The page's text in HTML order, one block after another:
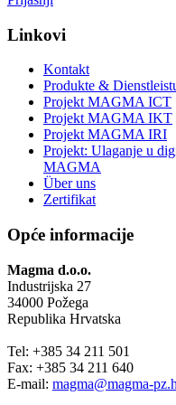
Linkovi
Kontakt
Produkte &
Projekt MAGMA ICT
Projekt MAGMA IKT
Projekt MAGMA IRI
Projekt: Ulaganje u
MAGMA
Über uns
Zertifikat
Opće informacije
Magma d.o.o.
Industrijska 27
34000 Požega
Republika Hrvatska
Tel: +385 34 211 501
Fax: +385 34 211 640
E-mail: magma@magma-